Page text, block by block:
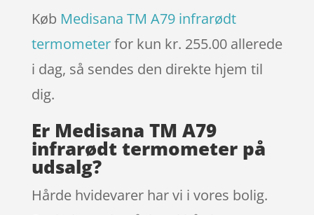
Køb Medisana TM A79 infrarødt
termometerfor kun kr. 255.00 allerede
i dag, så sendes den direkte hjem til
dig.
Er Medisana TM A79
infrarødt termometer på
udsalg?
Hårde hvidevarer har vi i vores bolig.